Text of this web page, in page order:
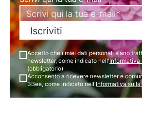
Iscriviti
Accetto che i miei dati personali siano
newsletter, come indicato nell'Informativa
(obbligatorio)
Acconsento a ricevere newsletter e
3Bee, come indicato nell'Informativa